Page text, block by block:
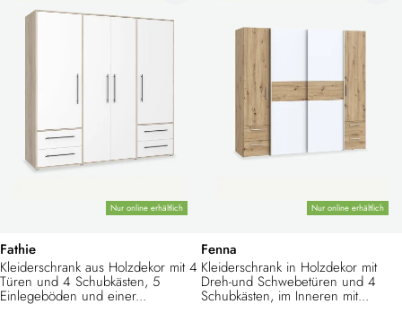
Nur online erhältlich
Fathie
Kleiderschrank aus Holzdekor mit 4
Türen und 4 Schubkästen, 5
Einlegeböden und einer...
Nur online erhältlich
Fenna
Kleiderschrank in Holzdekor mit
Dreh-und Schwebetüren und 4
Schubkästen, im Inneren mit...